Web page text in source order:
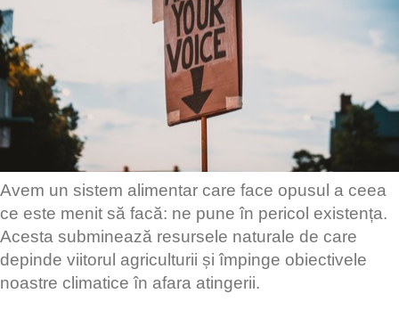
Avem un sistem alimentar care face opusul a ceea
ce este menit să facă: ne pune în pericol existența.
Acesta subminează resursele naturale de care
depinde viitorul agriculturii și împinge obiectivele
noastre climatice în afara atingerii.